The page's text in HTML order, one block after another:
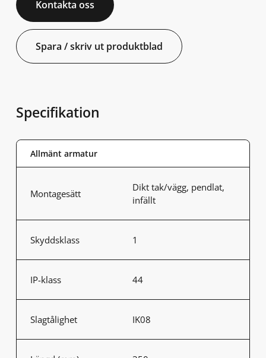
Kontakta oss
Spara / skriv ut produktblad
Specifikation
Allmänt armatur
Montagesätt
Dikt tak/vägg, pendlat,
infällt
Skyddsklass 1
IP-klass 44
Slagtålighet IK08